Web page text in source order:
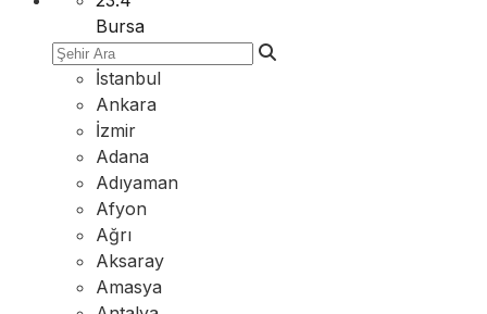
Bursa
İstanbul
Ankara
İzmir
Adana
Adıyaman
Afyon
Ağrı
Aksaray
Amasya